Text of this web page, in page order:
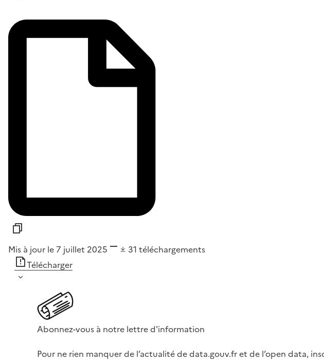
Mis à jour le 7 juillet 2025 31 téléchargements
Télécharger
Abonnez-vous à notre lettre d'information
Pour ne rien manquer de l’actualité de data.gouv.fr et de l’open data,